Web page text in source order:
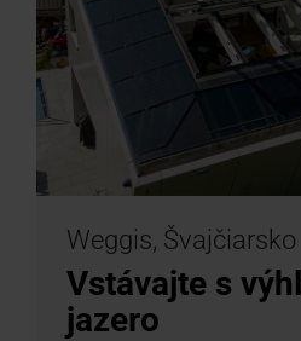
Weggis, Švajčiarsko
Vstávajte s
jazero